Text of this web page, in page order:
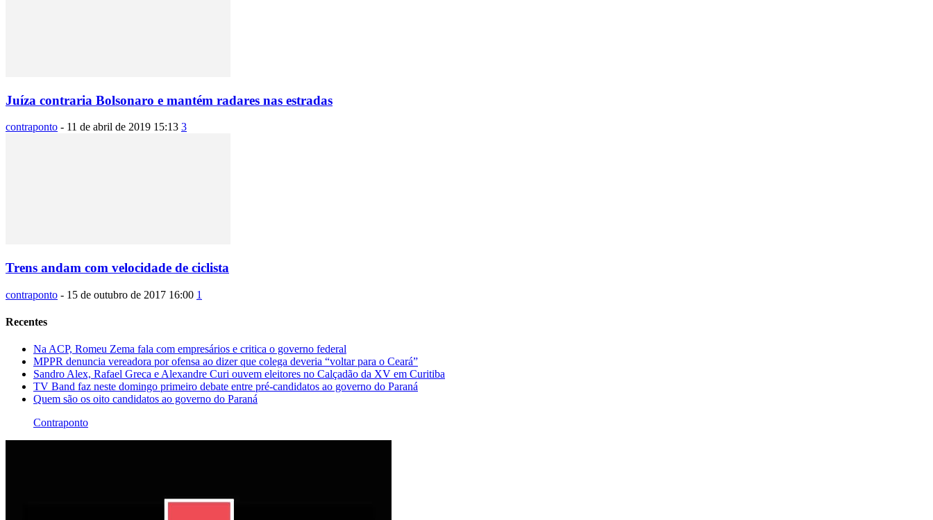
Juíza contraria Bolsonaro e mantém radares nas estradas
contraponto - 11 de abril de 2019 15:13 3
Trens andam com velocidade de ciclista
contraponto - 15 de outubro de 2017 16:00 1
Recentes
Na ACP, Romeu Zema fala com empresários e critica o governo federal
MPPR denuncia vereadora por ofensa ao dizer que colega deveria “voltar para o Ceará”
Sandro Alex, Rafael Greca e Alexandre Curi ouvem eleitores no Calçadão da XV em Curitiba
TV Band faz neste domingo primeiro debate entre pré-candidatos ao governo do Paraná
Quem são os oito candidatos ao governo do Paraná
Contraponto